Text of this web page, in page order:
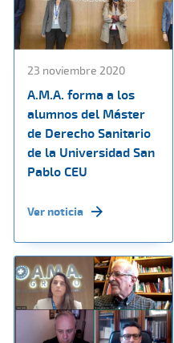
23 noviembre 2020
A.M.A. forma a los
alumnos del Máster
de Derecho Sanitario
de la Universidad San
Pablo CEU
Ver noticia